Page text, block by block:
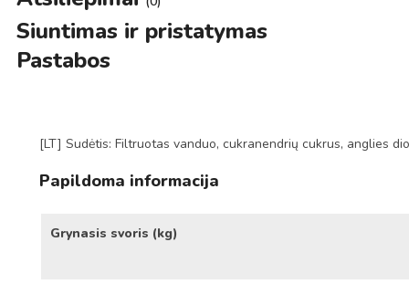
Siuntimas ir pristatymas
Pastabos
[LT] Sudėtis: Filtruotas vanduo, cukranendrių cukrus, anglies
Papildoma informacija
Grynasis svoris (kg)